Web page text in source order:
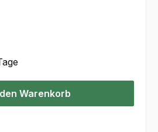
ein oder benutze die Schaltflächen
Warenkorb